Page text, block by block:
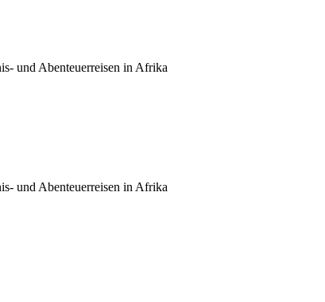
und Abenteuerreisen in Afrika
und Abenteuerreisen in Afrika